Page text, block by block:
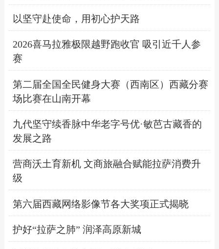
以坚守赴使命，用初心护天路
2026喜马拉雅极限越野跑收官 吸引近千人参
赛
第二届全国全民健身大赛（西南区）西藏分赛
场比赛在山南开幕
九代坚守续香脉中华老字号优·敏芭古藏香的
发展之路
营商沃土育新机 文商旅融合赋能拉萨消费升
级
第六届西藏网络影像节各大奖项正式揭晓
护好“拉萨之肺” 润泽高原新城